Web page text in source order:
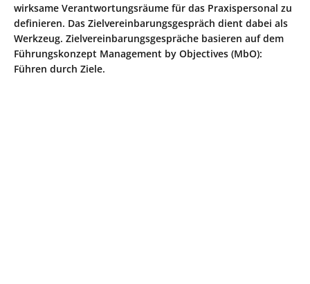
wirksame Verantwortungsräume für das Praxispersonal zu
definieren. Das Zielvereinbarungsgespräch dient dabei als
Werkzeug. Zielvereinbarungsgespräche basieren auf dem
Führungskonzept Management by Objectives (MbO):
Führen durch Ziele.